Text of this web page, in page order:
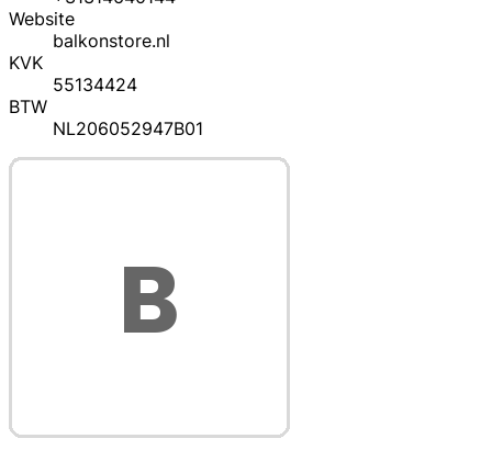
Website
balkonstore.nl
KVK
55134424
BTW
NL206052947B01